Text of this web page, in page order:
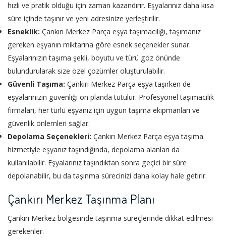
hızlı ve pratik olduğu için zaman kazandırır. Eşyalarınız daha kısa
süre içinde taşınır ve yeni adresinize yerleştirilir.
Esneklik: Çankırı Merkez Parça eşya taşımacılığı, taşımanız
gereken eşyanın miktarına göre esnek seçenekler sunar.
Eşyalarınızın taşıma şekli, boyutu ve türü göz önünde
bulundurularak size özel çözümler oluşturulabilir.
Güvenli Taşıma: Çankırı Merkez Parça eşya taşırken de
eşyalarınızın güvenliği ön planda tutulur. Profesyonel taşımacılık
firmaları, her türlü eşyanız için uygun taşıma ekipmanları ve
güvenlik önlemleri sağlar.
Depolama Seçenekleri: Çankırı Merkez Parça eşya taşıma
hizmetiyle eşyanız taşındığında, depolama alanları da
kullanılabilir. Eşyalarınız taşındıktan sonra geçici bir süre
depolanabilir, bu da taşınma sürecinizi daha kolay hale getirir.
Çankırı Merkez Taşınma Planı
Çankırı Merkez bölgesinde taşınma süreçlerinde dikkat edilmesi
gerekenler.